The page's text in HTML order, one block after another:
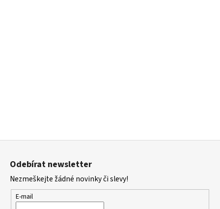
Z
Odebírat newsletter
Nezmeškejte žádné novinky či slevy!
E-mail